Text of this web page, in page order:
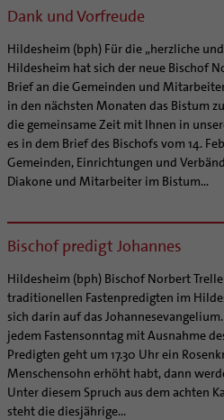
Dank und Vorfreude
Hildesheim (bph) Für die „herzliche
Hildesheim hat sich der neue Bischof
Brief an die Gemeinden und
in den nächsten Monaten das Bistum
die gemeinsame Zeit mit Ihnen in
es in dem Brief des Bischofs vom 14.
Gemeinden, Einrichtungen und
Diakone und Mitarbeiter im Bistum...
Bischof predigt Johannes
Hildesheim (bph) Bischof Norbert
traditionellen Fastenpredigten im
sich darin auf das
jedem Fastensonntag mit Ausnahme
Predigten geht um 17.30 Uhr ein
Menschensohn erhöht habt, dann
Unter diesem Spruch aus dem achten
steht die diesjährige...